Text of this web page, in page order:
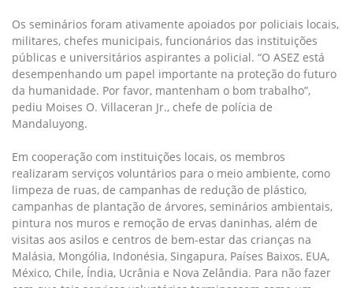
Os seminários foram ativamente apoiados por policiais locais,
militares, chefes municipais, funcionários das instituições
públicas e universitários aspirantes a policial. “O ASEZ está
desempenhando um papel importante na proteção do futuro
da humanidade. Por favor, mantenham o bom trabalho”,
pediu Moises O. Villaceran Jr., chefe de polícia de
Mandaluyong.
Em cooperação com instituições locais, os membros
realizaram serviços voluntários para o meio ambiente, como
limpeza de ruas, de campanhas de redução de plástico,
campanhas de plantação de árvores, seminários ambientais,
pintura nos muros e remoção de ervas daninhas, além de
visitas aos asilos e centros de bem-estar das crianças na
Malásia, Mongólia, Indonésia, Singapura, Países Baixos, EUA,
México, Chile, Índia, Ucrânia e Nova Zelândia. Para não fazer